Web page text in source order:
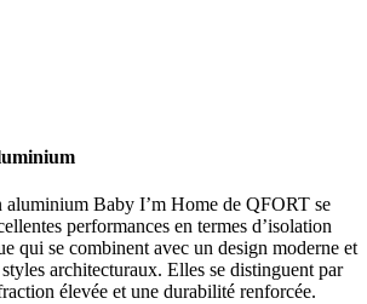
aluminium Baby I’m Home de QFORT se
performances en termes d’isolation
qui se combinent avec un design moderne et
architecturaux. Elles se distinguent par
élevée et une durabilité renforcée.